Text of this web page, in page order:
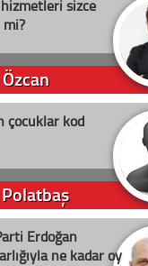
hizmetleri sizce
çocuklar kod
Erdoğan
ne kadar oy